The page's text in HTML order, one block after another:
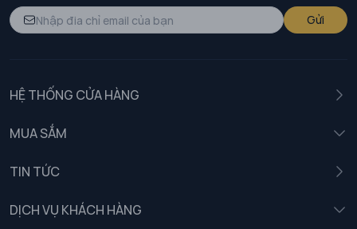
Gửi
HỆ THỐNG CỬA HÀNG
MUA SẮM
TIN TỨC
DỊCH VỤ KHÁCH HÀNG